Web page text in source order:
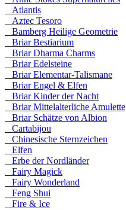
Atlantis
Aztec Tesoro
Bamberg Heilige Geometrie
Briar Bestiarium
Briar Dharma Charms
Briar Edelsteine
Briar Elementar-Talismane
Briar Engel & Elfen
Briar Kinder der Nacht
Briar Mittelalterliche Amulette
Briar Schätze von Albion
Cartabijou
Chinesische Sternzeichen
Elfen
Erbe der Nordländer
Fairy Magick
Fairy Wonderland
Feng Shui
Fire & Ice